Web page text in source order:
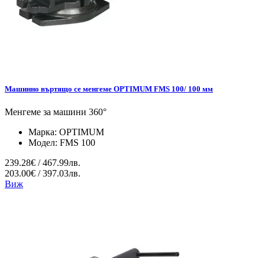
Мaшинно въртящо се менгеме OPTIMUM FMS 100/ 100 мм
Менгеме за машини 360°
Марка: OPTIMUM
Модел: FMS 100
239.28€ / 467.99лв.
203.00€ / 397.03лв.
Виж